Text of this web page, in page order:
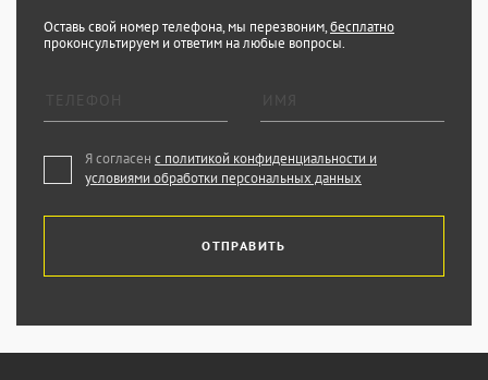
Оставь свой номер телефона, мы перезвоним,бесплатно
проконсультируем и ответим на любые вопросы.
Я согласен с политикой конфиденциальности и
условиями обработки персональных данных
ОТПРАВИТЬ